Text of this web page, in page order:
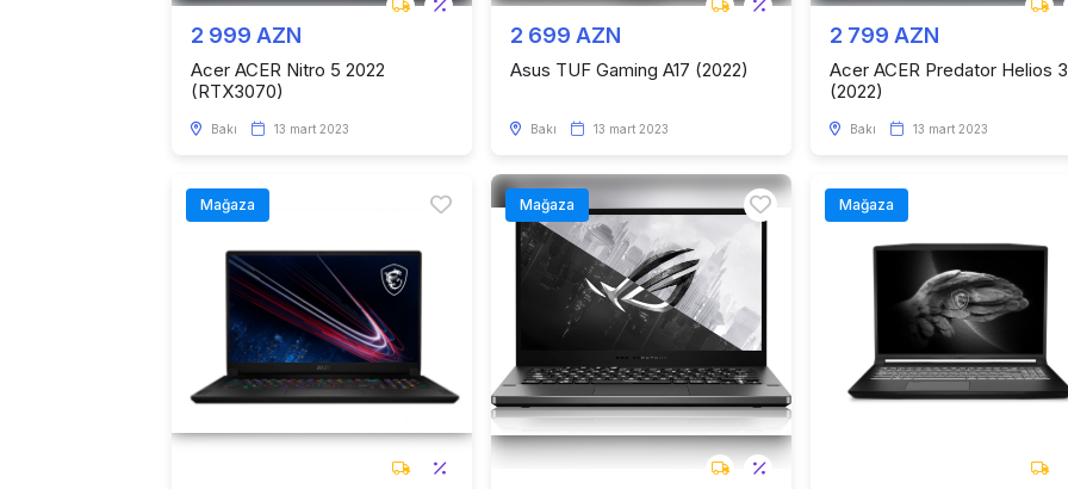
2 999 AZN
Acer ACER Nitro 5 2022
(RTX3070)
Bakı 13 mart 2023
2 699 AZN
Asus TUF Gaming A17 (2022)
Bakı 13 mart 2023
2 799 AZN
Acer ACER Predator Helios
(2022)
Bakı 13 mart 2023
Mağaza Mağaza Mağaza